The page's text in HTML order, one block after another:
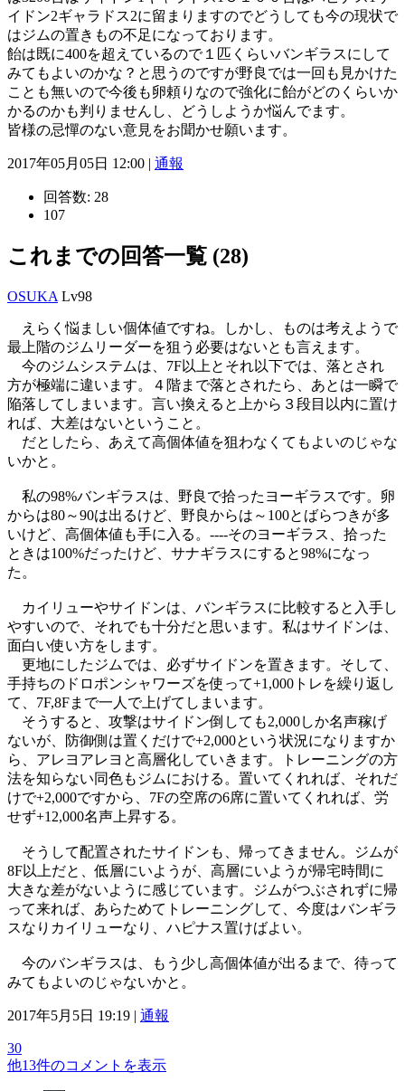
イドン2ギャラドス2に留まりますのでどうしても今の現状で
はジムの置きもの不足になっております。
飴は既に400を超えているので１匹くらいバンギラスにして
みてもよいのかな？と思うのですが野良では一回も見かけた
ことも無いので今後も卵頼りなので強化に飴がどのくらいか
かるのかも判りませんし、どうしようか悩んでます。
皆様の忌憚のない意見をお聞かせ願います。
2017年05月05日 12:00 | 通報
回答数: 28
107
これまでの回答一覧 (28)
OSUKA Lv98
えらく悩ましい個体値ですね。しかし、ものは考えようで
最上階のジムリーダーを狙う必要はないとも言えます。
今のジムシステムは、7F以上とそれ以下では、落とされ
方が極端に違います。４階まで落とされたら、あとは一瞬で
陥落してしまいます。言い換えると上から３段目以内に置け
れば、大差はないということ。
だとしたら、あえて高個体値を狙わなくてもよいのじゃな
いかと。
私の98%バンギラスは、野良で拾ったヨーギラスです。卵
からは80～90は出るけど、野良からは～100とばらつきが多
いけど、高個体値も手に入る。----そのヨーギラス、拾った
ときは100%だったけど、サナギラスにすると98%になっ
た。
カイリューやサイドンは、バンギラスに比較すると入手し
やすいので、それでも十分だと思います。私はサイドンは、
面白い使い方をします。
更地にしたジムでは、必ずサイドンを置きます。そして、
手持ちのドロポンシャワーズを使って+1,000トレを繰り返し
て、7F,8Fまで一人で上げてしまいます。
そうすると、攻撃はサイドン倒しても2,000しか名声稼げ
ないが、防御側は置くだけで+2,000という状況になりますか
ら、アレヨアレヨと高層化していきます。トレーニングの方
法を知らない同色もジムにおける。置いてくれれば、それだ
けで+2,000ですから、7Fの空席の6席に置いてくれれば、労
せず+12,000名声上昇する。
そうして配置されたサイドンも、帰ってきません。ジムが
8F以上だと、低層にいようが、高層にいようが帰宅時間に
大きな差がないように感じています。ジムがつぶされずに帰
って来れば、あらためてトレーニングして、今度はバンギラ
スなりカイリューなり、ハピナス置けばよい。
今のバンギラスは、もう少し高個体値が出るまで、待って
みてもよいのじゃないかと。
2017年5月5日 19:19 | 通報
30
他13件のコメントを表示